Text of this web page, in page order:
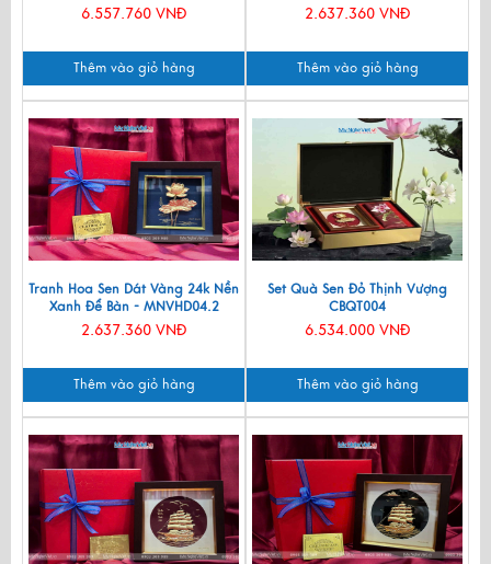
6.557.760 VNĐ
Thêm vào giỏ hàng
2.637.360 VNĐ
Thêm vào giỏ hàng
Tranh Hoa Sen Dát Vàng 24k Nền
Xanh Để Bàn - MNVHD04.2
2.637.360 VNĐ
Thêm vào giỏ hàng
Set Quà Sen Đỏ Thịnh Vượng
CBQT004
6.534.000 VNĐ
Thêm vào giỏ hàng